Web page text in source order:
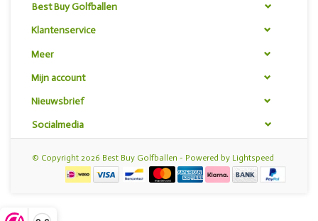
Best Buy Golfballen
Klantenservice
Meer
Mijn account
Nieuwsbrief
Socialmedia
© Copyright 2026 Best Buy Golfballen - Powered by Lightspeed